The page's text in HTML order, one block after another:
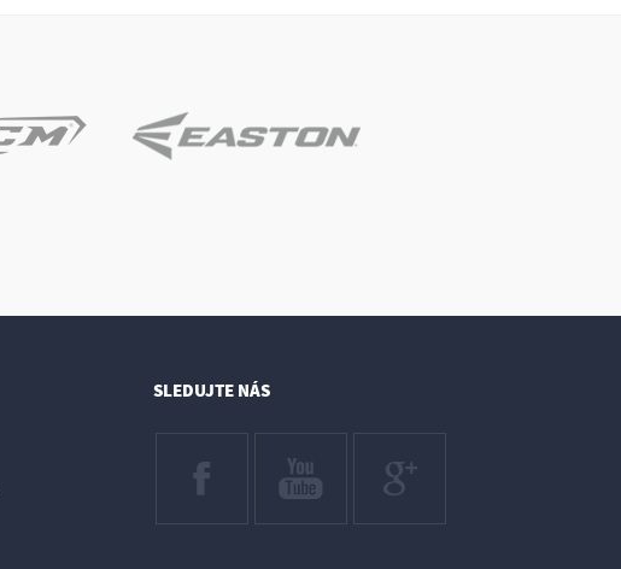
SLEDUJTE NÁS